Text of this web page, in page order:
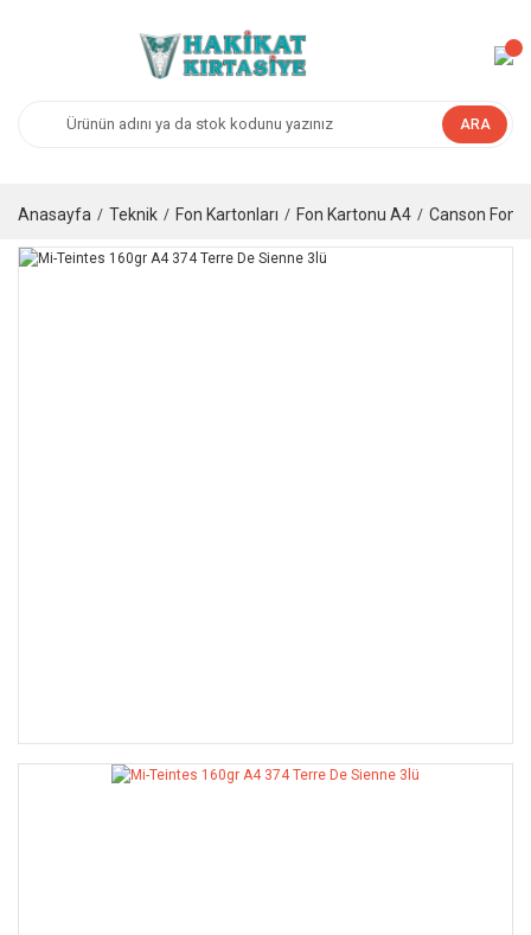
ARA
Anasayfa Teknik Fon Kartonları Fon Kartonu A4 Canson Fon